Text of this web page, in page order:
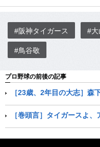
#阪神タイガース #大
#鳥谷敬
プロ野球の前後の記事
［23歳、2年目の大志］森
［巻頭言］タイガースよ